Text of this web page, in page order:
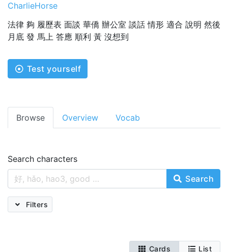
CharlieHorse
法律 夠 履歷表 面談 華僑 辦公室 談話 情形 適合 說明 然後
月底 發 馬上 答應 順利 黃 沒想到
Test yourself
Browse Overview Vocab
Search characters
Search
Filters
Cards List